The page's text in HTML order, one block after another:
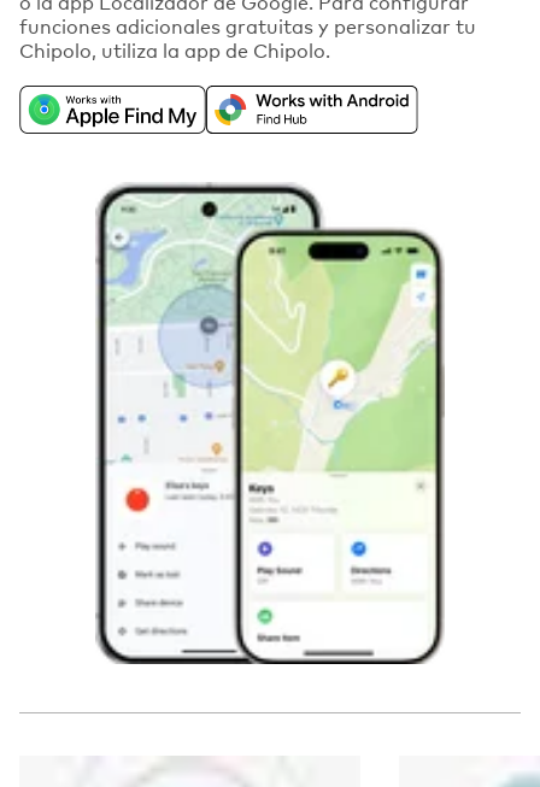
funciones adicionales gratuitas y personalizar tu
Chipolo, utiliza la app de Chipolo.